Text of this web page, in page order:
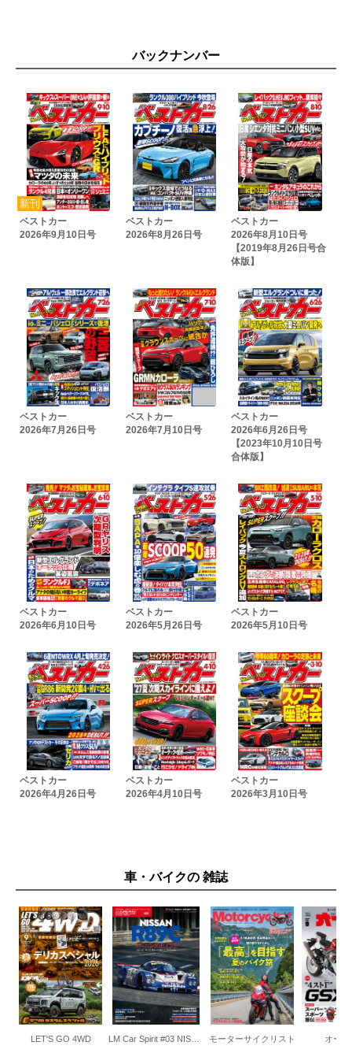
デビュー20年目 三菱デリカD:5進化の足跡
絶対に今乗っておきたい クルマ界絶滅危惧種
2026年モータースポーツ見どころガイド
水野和敏が斬る!!「スズキエブリイ＆三菱デリカミニ」
THE目撃者
小沢コージの愛のクルマバカ列伝/第607回
テリー伊藤のお笑い自動車研究所 Vol.746 クロストレックウ
ィルダネス試乗
ラグジュアリーカー最新情報
WRC Report「第2戦ラリー・スウェーデン」
フォレスターがゲレンデを激走!
奥付
バックナンバー
ベストカー
2026年9月10日号
ベストカー
2026年8月26日号
ベストカー
2026年8月10日号
【2019年8月26日号合
体版】
ベストカー
2026年7月26日号
ベストカー
2026年7月10日号
ベストカー
2026年6月26日号
【2023年10月10日号
合体版】
ベストカー
2026年6月10日号
ベストカー
2026年5月26日号
ベストカー
2026年5月10日号
ベストカー
2026年4月26日号
ベストカー
2026年4月10日号
ベストカー
2026年3月10日号
車・バイクの 雑誌
LET'S GO 4WD モーターサイクリスト オー